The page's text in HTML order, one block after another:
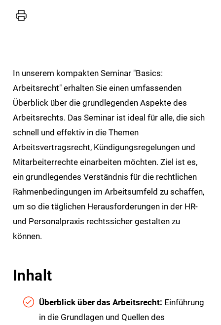
In unserem kompakten Seminar "Basics:
Arbeitsrecht" erhalten Sie einen umfassenden
Überblick über die grundlegenden Aspekte des
Arbeitsrechts. Das Seminar ist ideal für alle, die sich
schnell und effektiv in die Themen
Arbeitsvertragsrecht, Kündigungsregelungen und
Mitarbeiterrechte einarbeiten möchten. Ziel ist es,
ein grundlegendes Verständnis für die rechtlichen
Rahmenbedingungen im Arbeitsumfeld zu schaffen,
um so die täglichen Herausforderungen in der HR-
und Personalpraxis rechtssicher gestalten zu
können.
Inhalt
Überblick über das Arbeitsrecht: Einführung
in die Grundlagen und Quellen des